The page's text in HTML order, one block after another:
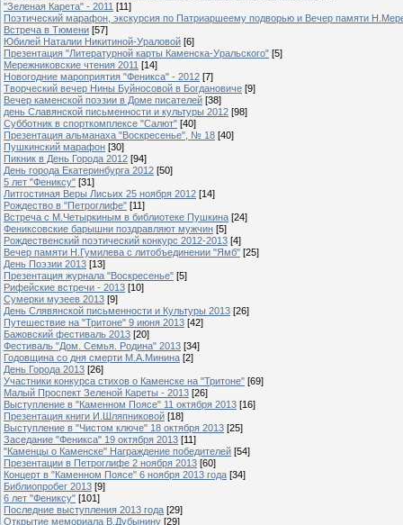
"Зеленая Карета" - 2011 [11]
Поэтический марафон, экскурсия по Патриаршеему подворью и Вечер памяти
Встреча в Тюмени [57]
Юбилей Наталии Никитиной-Ураловой [6]
Презентация "Литературной карты Каменска-Уральского" [5]
Мережниковские чтения 2011 [14]
Новогодние мароприятия "Феникса" - 2012 [7]
Творческий вечер Нины Буйносовой в Богдановиче [9]
Вечер каменской поэзии в Доме писателей [38]
день Славянской письменности и культуры 2012 [98]
Субботник в спорткомплексе "Салют" [40]
Презентация альманаха "Воскресенье", № 18 [40]
Пушкинский марафон [30]
Пикник в День Города 2012 [94]
День города Екатеринбурга 2012 [50]
5 лет "Фениксу" [31]
Литгостиная Веры Лисьих 25 ноября 2012 [14]
Рождество в "Петроглифе" [11]
Встреча с М.Четыркиным в библиотеке Пушкина [24]
Фениксовские барышни поздравляют мужчин [5]
Рождественский поэтический конкурс 2012-2013 [4]
Вечер памяти Н.Гумилева с литобъединении "Ямб" [25]
День Поэзии 2013 [13]
Презентация журнала "Воскресенье" [5]
Рифейские встречи - 2013 [10]
Сумерки музеев 2013 [9]
День Слявянской письменности и Культуры 2013 [26]
Путешествие на "Тритоне" 9 июня 2013 [42]
Бажовский фестиваль 2013 [20]
Фестиваль "Дом. Семья. Родина" 2013 [34]
Годовщина со дня смерти М.А.Минина [2]
День Города 2013 [26]
Участники конкурса стихов о Каменске на "Тритоне" [69]
Малый Проспект Зеленой Кареты - 2013 [26]
Выступление в "Каменном Поясе" 11 октября 2013 [16]
Презентация книги И.Шляпниковой [18]
Выступление в "Чистом ключе" 18 октября 2013 [25]
Заседание "Феникса" 19 октября 2013 [11]
"Каменцы о Каменске" Награждение победителей [54]
Презентации в Петроглифе 2 ноября 2013 [60]
Концерт в "Каменном Поясе" 6 ноября 2013 года [34]
Библиопробег 2013 [9]
6 лет "Фениксу" [101]
Последние выступления 2013 года [29]
Открытие мемориала В.Дубынину [29]